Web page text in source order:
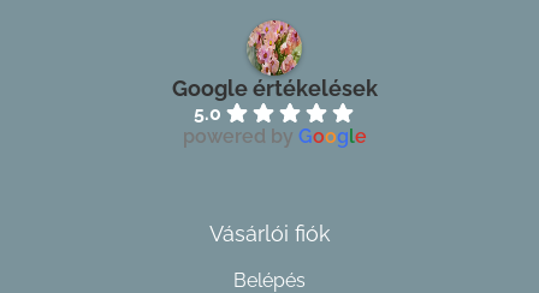
Google értékelések
5.0
powered by Google
Vásárlói fiók
Belépés